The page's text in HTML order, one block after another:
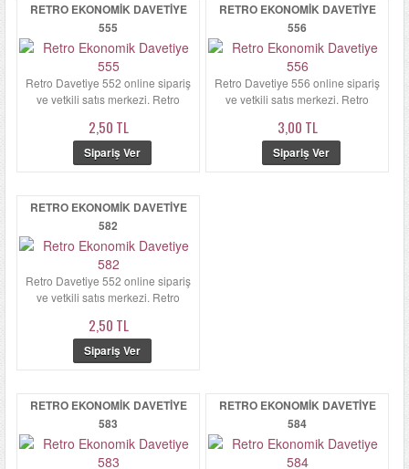
RETRO EKONOMIK DAVETIYE
555
Retro Davetiye 552 online sipariş
ve yetkili satış merkezi. Retro
2,50 TL
RETRO EKONOMIK DAVETIYE
556
Retro Davetiye 556 online sipariş
ve yetkili satış merkezi. Retro
3,00 TL
RETRO EKONOMIK DAVETIYE
582
Retro Davetiye 552 online sipariş
ve yetkili satış merkezi. Retro
2,50 TL
RETRO EKONOMIK DAVETIYE
583
RETRO EKONOMIK DAVETIYE
584